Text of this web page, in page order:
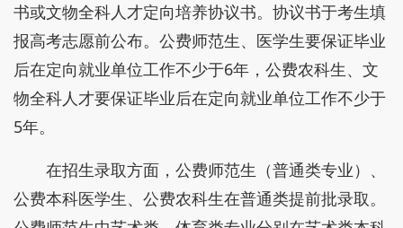
书或文物全科人才定向培养协议书。协议书于考生填
报高考志愿前公布。公费师范生、医学生要保证毕业
后在定向就业单位工作不少于6年，公费农科生、文
物全科人才要保证毕业后在定向就业单位工作不少于
5年。
在招生录取方面，公费师范生（普通类专业）、
公费本科医学生、公费农科生在普通类提前批录取。